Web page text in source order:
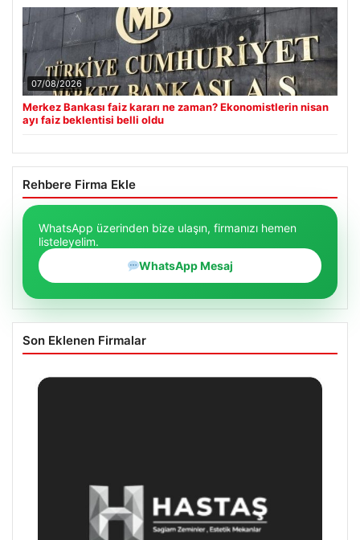
07/08/2026
Merkez Bankası faiz kararı ne zaman? Ekonomistlerin nisan
ayı faiz beklentisi belli oldu
Rehbere Firma Ekle
WhatsApp üzerinden bize ulaşın, firmanızı hemen
listeleyelim.
WhatsApp Mesaj
Son Eklenen Firmalar